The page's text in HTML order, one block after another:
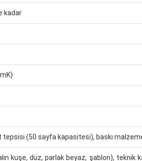
kadar
tepsisi (50 sayfa kapasitesi), baskı
kuşe, düz, parlak beyaz, şablon), teknik